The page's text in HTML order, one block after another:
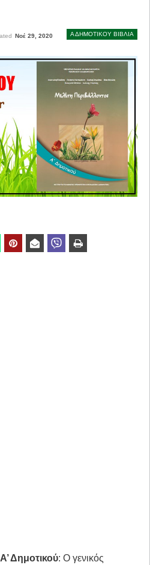
Α ΔΗΜΟΤΙΚΟΥ ΒΙΒΛΙΑ
Νοέ 29, 2020
Δημοτικού: Ο γενικός